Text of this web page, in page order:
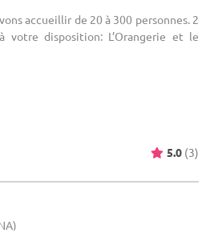
accueillir de 20 à 300 personnes. 2
disposition: L’Orangerie et le
5.0 (3)